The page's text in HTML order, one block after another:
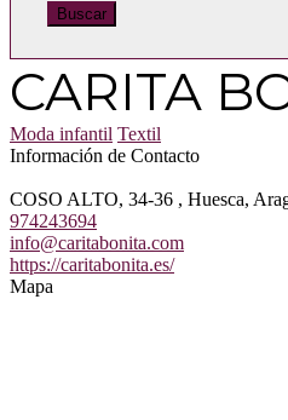
Buscar
CARITA
Moda infantil Textil
Información de Contacto
COSO ALTO, 34-36 , Huesca,
974243694
info@caritabonita.com
https://caritabonita.es/
Mapa